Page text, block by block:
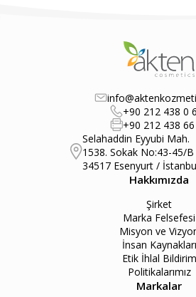
+90 212 438 0
+90 212 438
Selahaddin Eyyubi Mah.
1538. Sokak No:43-45/B
34517 Esenyurt /
Hakkımızda
Şirket
Marka Felsefesi
Misyon ve
İnsan Kaynakları
Etik İhlal Bildirim
Politikalarımız
Markalar